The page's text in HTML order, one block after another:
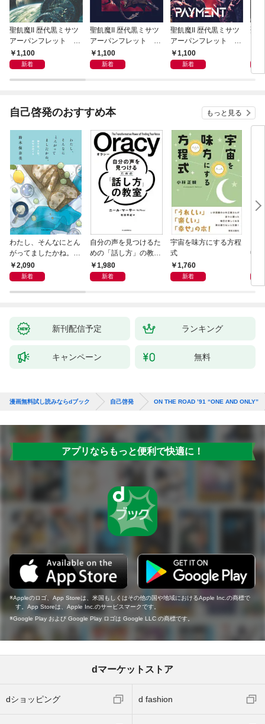
聖飢魔II 歴代黒ミサツ
アーパンフレット Th
e 35++th Anniversary
TENACIOUS GREAT
(D.C.24／2022)
1,100
新着
聖飢魔II 歴代黒ミサツ
アーパンフレット VI
DEO & MUTANT “LIV
E” BLACK MASS TOU
1,100
新着
聖飢魔II 歴代黒ミサツ
アーパンフレット VI
DEO BLACK MASS &
LIVE TALK TOUR「特
1,100
新着
聖
自己啓発のおすすめ本 もっと見る
わたし、そんなにとん
がってましたかね。
獅子座、Ａ型、丙午は
めぐる
2,090
新着
自分の声を見つけるた
めの「話し方」の教
室 Ｏｒａｃｙ（オラ
シー）
1,980
新着
宇宙を味方にする方程
式
1,760
新着
中
術
新刊配信予定 ランキング
キャンペーン 無料
漫画無料試し読みならdブック 自己啓発 ON THE ROAD ’91 “ONE AND ONLY”
アプリならもっと便利で快適に！
Appleのロゴ、App Storeは、米国もしくはその他の国や地域におけるApple Inc.の商標で
す。App Storeは、Apple Inc.のサービスマークです。
Google Play および Google Play ロゴは Google LLC の商標です。
dマーケットストア
dショッピング d fashion